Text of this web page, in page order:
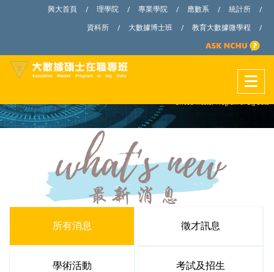
興大首頁 / 理學院 / 專業學院 / 應數系 / 統計所
/
資科所
/ 大數據博士班 / 教育大數據微學程 /
所有消息 徵才訊息
學術活動 考試及招生